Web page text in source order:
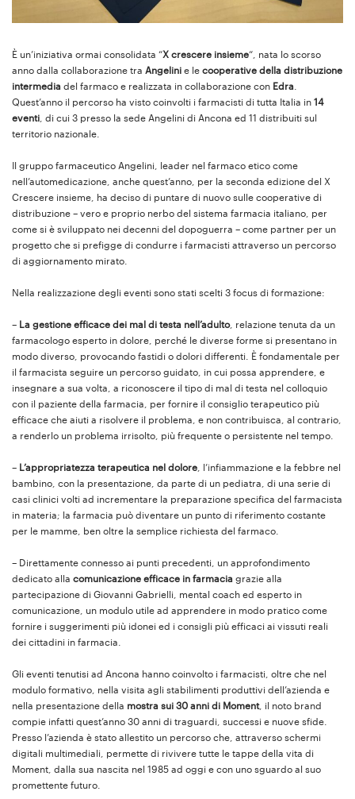
È un’iniziativa ormai consolidata “X crescere insieme“, nata lo scorso
anno dalla collaborazione tra Angelini e le cooperative della distribuzione
intermedia del farmaco e realizzata in collaborazione con Edra
Quest’anno il percorso ha visto coinvolti i farmacisti di tutta Italia in 14
eventi , di cui 3 presso la sede Angelini di Ancona ed 11 distribuiti sul
territorio nazionale.
Il gruppo farmaceutico Angelini, leader nel farmaco etico come
nell’automedicazione, anche quest’anno, per la seconda edizione del X
Crescere insieme, ha deciso di puntare di nuovo sulle cooperative di
distribuzione – vero e proprio nerbo del sistema farmacia italiano, per
come si è sviluppato nei decenni del dopoguerra – come partner per un
progetto che si prefigge di condurre i farmacisti attraverso un percorso
di aggiornamento mirato.
Nella realizzazione degli eventi sono stati scelti 3 focus di formazione:
– La gestione efficace dei mal di testa nell’adulto, relazione tenuta da un
farmacologo esperto in dolore, perché le diverse forme si presentano in
modo diverso, provocando fastidi o dolori differenti. È fondamentale per
il farmacista seguire un percorso guidato, in cui possa apprendere, e
insegnare a sua volta, a riconoscere il tipo di mal di testa nel colloquio
con il paziente della farmacia, per fornire il consiglio terapeutico più
efficace che aiuti a risolvere il problema, e non contribuisca, al contrario,
a renderlo un problema irrisolto, più frequente o persistente nel tempo.
– L’appropriatezza terapeutica nel dolore , l’infiammazione e la febbre nel
bambino, con la presentazione, da parte di un pediatra, di una serie di
casi clinici volti ad incrementare la preparazione specifica del farmacista
in materia; la farmacia può diventare un punto di riferimento costante
per le mamme, ben oltre la semplice richiesta del farmaco.
– Direttamente connesso ai punti precedenti, un approfondimento
dedicato alla comunicazione efficace in farmacia grazie alla
partecipazione di Giovanni Gabrielli, mental coach ed esperto in
comunicazione, un modulo utile ad apprendere in modo pratico come
fornire i suggerimenti più idonei ed i consigli più efficaci ai vissuti reali
dei cittadini in farmacia.
Gli eventi tenutisi ad Ancona hanno coinvolto i farmacisti, oltre che nel
modulo formativo, nella visita agli stabilimenti produttivi dell’azienda e
nella presentazione della mostra sui 30 anni di Moment, il noto brand
compie infatti quest’anno 30 anni di traguardi, successi e nuove sfide.
Presso l’azienda è stato allestito un percorso che, attraverso schermi
digitali multimediali, permette di rivivere tutte le tappe della vita di
Moment, dalla sua nascita nel 1985 ad oggi e con uno sguardo al suo
promettente futuro.